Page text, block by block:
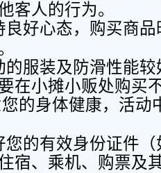
客人的行为。
良好心态，购买商
的服装及防滑性能
在小摊小贩处购买
的身体健康，活动
您的有效身份证件
宿、乘机、购票及